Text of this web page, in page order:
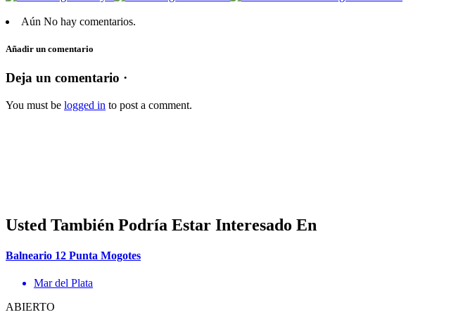
Aún No hay comentarios.
Añadir un comentario
Deja un comentario ·
You must be logged in to post a comment.
Usted También Podría Estar Interesado En
Balneario 12 Punta Mogotes
Mar del Plata
ABIERTO